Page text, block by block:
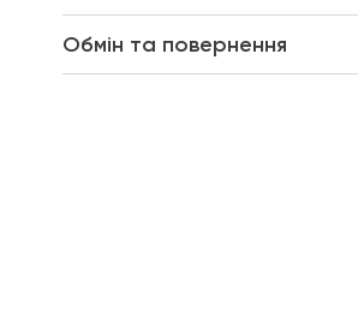
Обмін та повернення